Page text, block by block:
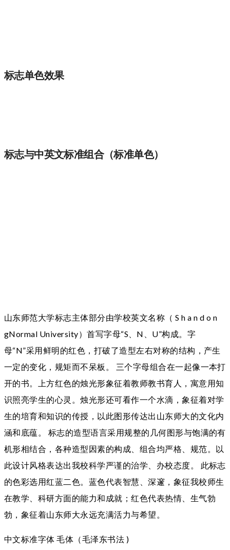
标志单色效果
标志与中英文标准组合（标准单色）
山东师范大学标志主体部分由学校英文名称（ S h a n d o n
gNormal University）首写字母“S、N、U”构成。字
母“N”采用鲜明的红色，打破了造型左右对称的结构，产生
一定的变化，规矩而不呆板。 三个字母组合在一起像一本打
开的书。上方红色的烛光形象征着教师教书育人，寓意用知
识照亮学生的心灵。烛光形还可看作一个水滴，象征着对学
生的培育和知识的传授，以此图形传达出山东师大的文化内
涵和底蕴。 标志的造型语言采用规整的几何图形与饱满的有
机形相结合，各种造型因素的构成、组合均严格、规范。以
此设计风格表达出我校科学严谨的治学、办校态度。 此标志
的色彩选用红蓝二色。蓝色代表智慧、深邃，象征我校师生
在教学、科研方面的能力和成就；红色代表热情、生气勃
勃，象征着山东师大永远充满活力与希望。
中文标准字体 毛体（毛泽东书法 )